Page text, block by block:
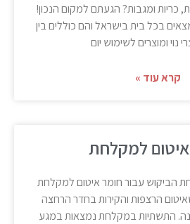
כריות ומגבות? הגעתם למקום הנכון!
בכל בית בישראל והם כוללים בין
נוי ומוצרים לשימוש יום
קרא עוד »
למקלחת
הביקוש עבור חומר איטום למקלחת
הרצפות והקירות בחדר הרחצה
התשתיות במקלחת נמצאות במגע